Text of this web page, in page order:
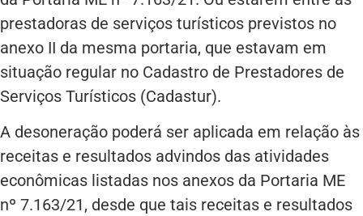
prestadoras de serviços turísticos previstos no
anexo II da mesma portaria, que estavam em
situação regular no Cadastro de Prestadores de
Serviços Turísticos (Cadastur).
A desoneração poderá ser aplicada em relação às
receitas e resultados advindos das atividades
econômicas listadas nos anexos da Portaria ME
nº 7.163/21, desde que tais receitas e resultados